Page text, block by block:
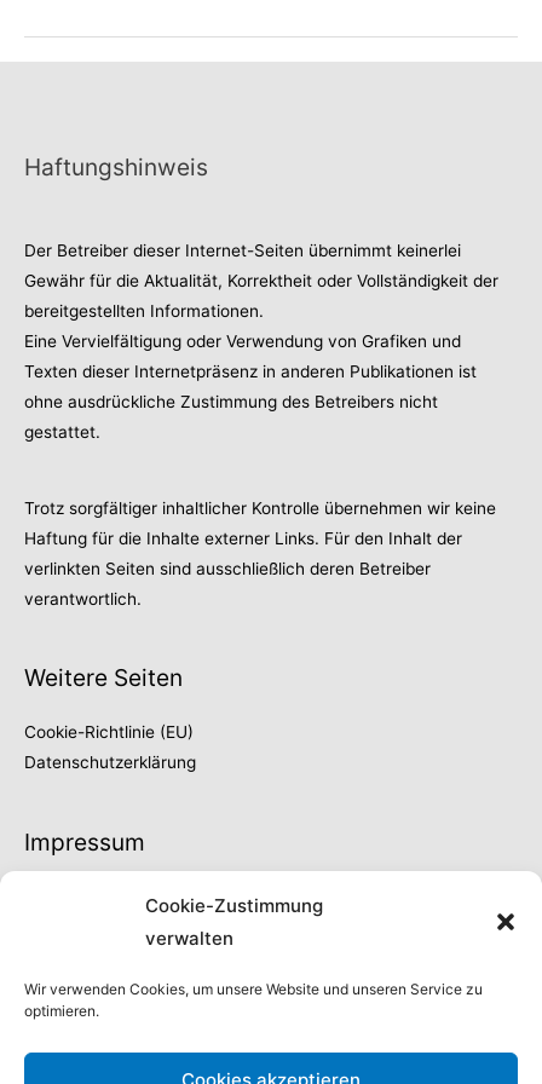
Cookie-Zustimmung
verwalten
Wir verwenden Cookies, um unsere Website und unseren Service zu
optimieren.
Cookies akzeptieren
Muck“
Haftungshinweis
Der Betreiber dieser Internet-Seiten übernimmt keinerlei
Gewähr für die Aktualität, Korrektheit oder Vollständigkeit der
bereitgestellten Informationen.
Eine Vervielfältigung oder Verwendung von Grafiken und
Texten dieser Internetpräsenz in anderen Publikationen ist
ohne ausdrückliche Zustimmung des Betreibers nicht
gestattet.
Trotz sorgfältiger inhaltlicher Kontrolle übernehmen wir keine
Haftung für die Inhalte externer Links. Für den Inhalt der
verlinkten Seiten sind ausschließlich deren Betreiber
verantwortlich.
Weitere Seiten
Cookie-Richtlinie (EU)
Datenschutzerklärung
Impressum
Fon 0202 | 730902
info@thilo-froeschke.de